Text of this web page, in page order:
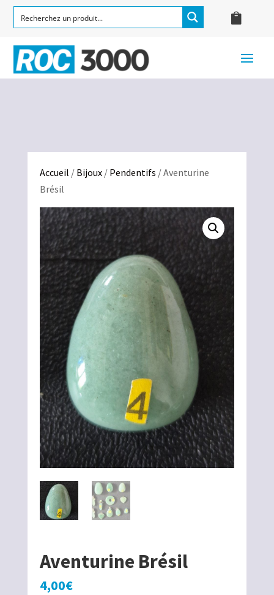
Accueil / Bijoux/ Pendentifs / Aventurine
Brésil
Aventurine Brésil
4,00€